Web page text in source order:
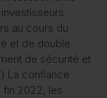
au cours du
et de double
de sécurité et
La confiance
fin 2022, les